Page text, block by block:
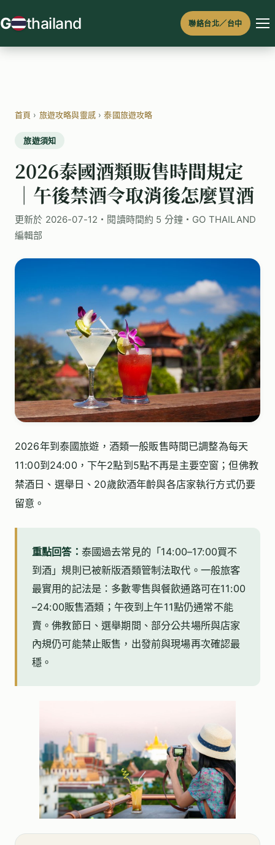
至
G thailand 聯絡台北／台中
首頁 › 旅遊攻略與靈感›泰國旅遊攻略
旅遊須知
2026泰國酒類販售時間規定
｜午後禁酒令取消後怎麼買酒
更新於 2026-07-12・閱讀時間約 5 分鐘・GO THAILAND
編輯部
2026年到泰國旅遊，酒類一般販售時間已調整為每天
11:00到24:00，下午2點到5點不再是主要空窗；但佛教
禁酒日、選舉日、20歲飲酒年齡與各店家執行方式仍要
留意。
重點回答： 泰國過去常見的「14:00–17:00買不
到酒」規則已被新版酒類管制法取代。一般旅客
最實用的記法是：多數零售與餐飲通路可在11:00
–24:00販售酒類；午夜到上午11點仍通常不能
賣。佛教節日、選舉期間、部分公共場所與店家
內規仍可能禁止販售，出發前與現場再次確認最
穩。